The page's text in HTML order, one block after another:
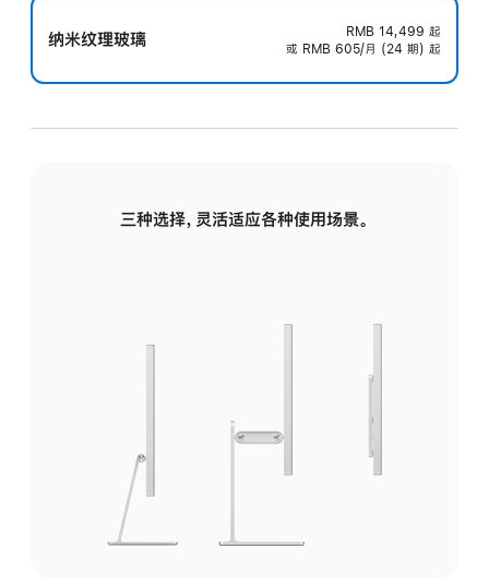
纳米纹理玻璃 RMB 14,499 起
或 RMB 605/月 (24 期) 起
三种选择，灵活适应各种使用场景。